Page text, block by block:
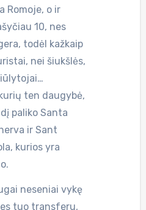
Romoje, o ir
10, nes
todėl kažkaip
nei šiukšlės,
ten daugybė,
paliko Santa
ir Sant
kurios yra
neseniai vykę
tuo transferu,